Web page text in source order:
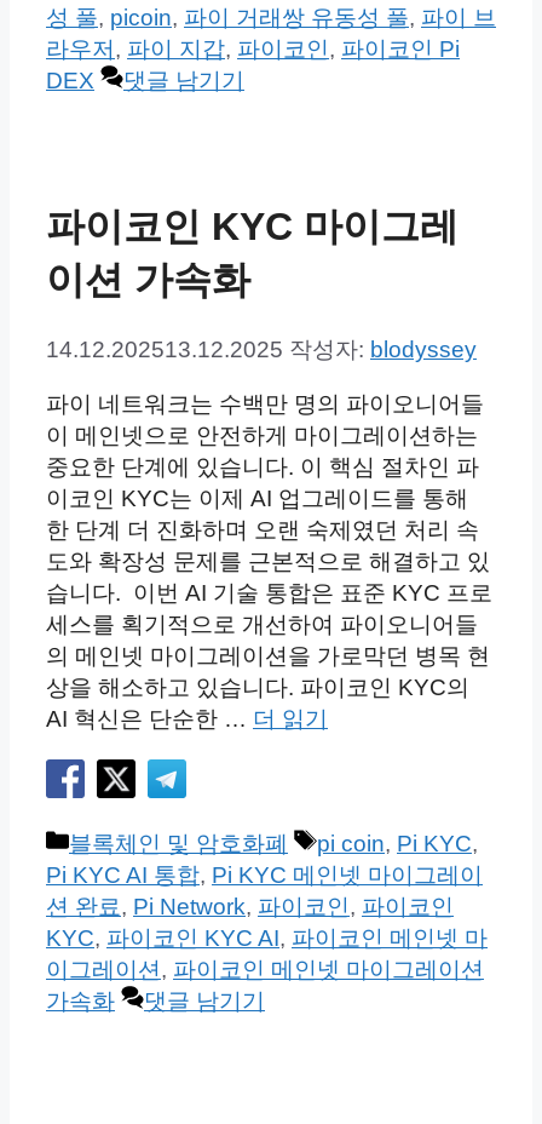
고
리
성 풀, picoin, 파이 거래쌍 유동성 풀, 파이 브
라우저, 파이 지갑, 파이코인, 파이코인 Pi
DEX
댓글 남기기
파이코인 KYC 마이그레
이션 가속화
14.12.202513.12.2025 작성자: blodyssey
파이 네트워크는 수백만 명의 파이오니어들
이 메인넷으로 안전하게 마이그레이션하는
중요한 단계에 있습니다. 이 핵심 절차인 파
이코인 KYC는 이제 AI 업그레이드를 통해
한 단계 더 진화하며 오랜 숙제였던 처리 속
도와 확장성 문제를 근본적으로 해결하고 있
습니다. 이번 AI 기술 통합은 표준 KYC 프로
세스를 획기적으로 개선하여 파이오니어들
의 메인넷 마이그레이션을 가로막던 병목 현
상을 해소하고 있습니다. 파이코인 KYC의
AI 혁신은 단순한 … 더 읽기
카
테
고
리
블록체인 및 암호화폐
태
그
pi coin, Pi KYC,
Pi KYC AI 통합, Pi KYC 메인넷 마이그레이
션 완료, Pi Network, 파이코인, 파이코인
KYC, 파이코인 KYC AI, 파이코인 메인넷 마
이그레이션 , 파이코인 메인넷 마이그레이션
가속화
댓글 남기기